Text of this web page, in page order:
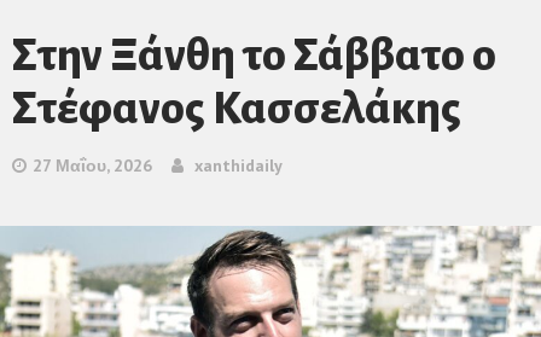
Στην Ξάνθη το Σάββατο ο
Στέφανος Κασσελάκης
27 Μαΐου, 2026 xanthidaily